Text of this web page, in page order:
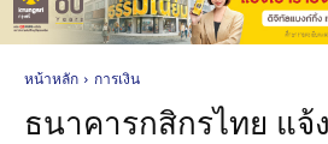
หน้าหลัก การเงิน
ธนาคารกสิกรไทย แจ้